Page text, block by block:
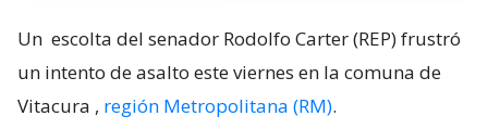
Un escolta del senador Rodolfo Carter (REP) frustró
un intento de asalto este viernes en la comuna de
Vitacura , región Metropolitana (RM).